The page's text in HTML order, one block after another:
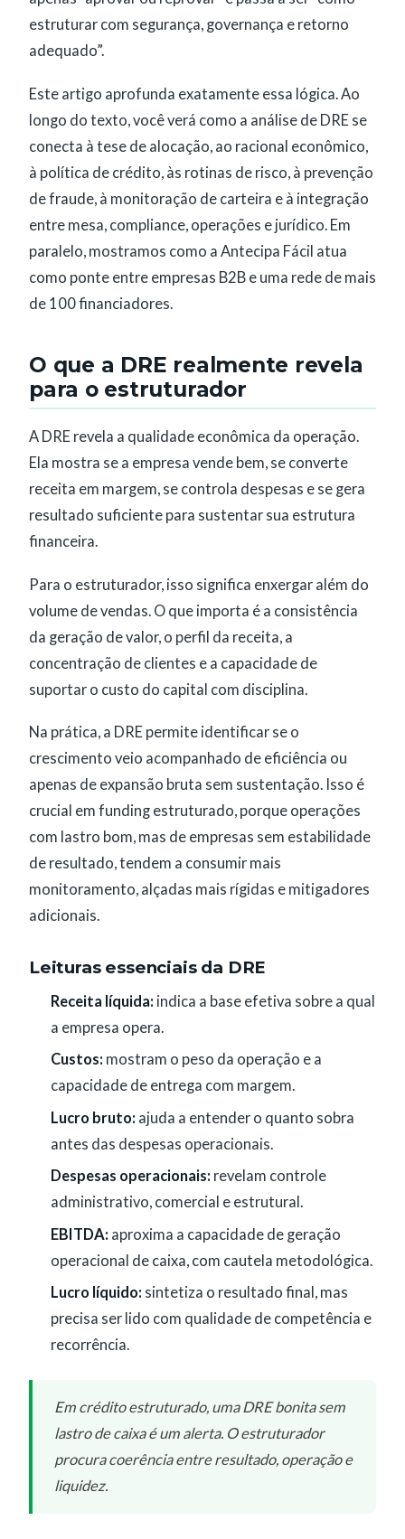
estruturar com segurança, governança e retorno
adequado”.
Este artigo aprofunda exatamente essa lógica. Ao
longo do texto, você verá como a análise de DRE se
conecta à tese de alocação, ao racional econômico,
à política de crédito, às rotinas de risco, à prevenção
de fraude, à monitoração de carteira e à integração
entre mesa, compliance, operações e jurídico. Em
paralelo, mostramos como a Antecipa Fácil atua
como ponte entre empresas B2B e uma rede de mais
de 100 financiadores.
O que a DRE realmente revela
para o estruturador
A DRE revela a qualidade econômica da operação.
Ela mostra se a empresa vende bem, se converte
receita em margem, se controla despesas e se gera
resultado suficiente para sustentar sua estrutura
financeira.
Para o estruturador, isso significa enxergar além do
volume de vendas. O que importa é a consistência
da geração de valor, o perfil da receita, a
concentração de clientes e a capacidade de
suportar o custo do capital com disciplina.
Na prática, a DRE permite identificar se o
crescimento veio acompanhado de eficiência ou
apenas de expansão bruta sem sustentação. Isso é
crucial em funding estruturado, porque operações
com lastro bom, mas de empresas sem estabilidade
de resultado, tendem a consumir mais
monitoramento, alçadas mais rígidas e mitigadores
adicionais.
Leituras essenciais da DRE
Receita líquida: indica a base efetiva sobre a qual
a empresa opera.
Custos: mostram o peso da operação e a
capacidade de entrega com margem.
Lucro bruto: ajuda a entender o quanto sobra
antes das despesas operacionais.
Despesas operacionais: revelam controle
administrativo, comercial e estrutural.
EBITDA: aproxima a capacidade de geração
operacional de caixa, com cautela metodológica.
Lucro líquido: sintetiza o resultado final, mas
precisa ser lido com qualidade de competência e
recorrência.
Em crédito estruturado, uma DRE bonita sem
lastro de caixa é um alerta. O estruturador
procura coerência entre resultado, operação e
liquidez.